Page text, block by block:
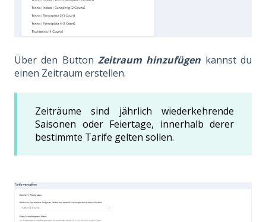
Über den Button Zeitraum hinzufügen kannst du
einen Zeitraum erstellen.
Zeiträume sind jährlich wiederkehrende
Saisonen oder Feiertage, innerhalb derer
bestimmte Tarife gelten sollen.